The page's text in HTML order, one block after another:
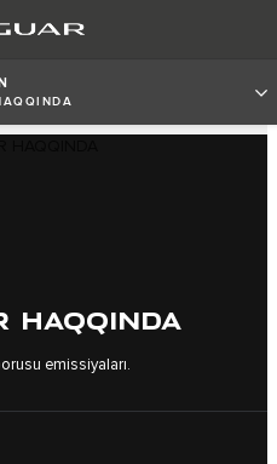
HAQQINDA
emissiyaları.